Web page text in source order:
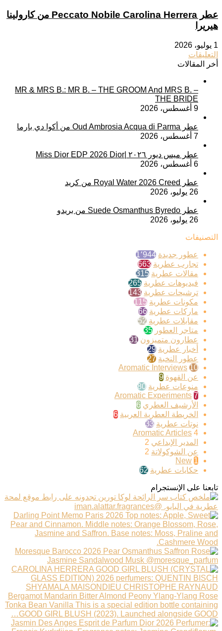
عطر Peccato Nobile Carolina Herrera من كارولينا
هيريرا
1 يوليو، 2026
التعليقات
أخر المقالات
MR & MRS B.: MR B. – THE GROOM And MRS B. –
THE BRIDE
9 أغسطس، 2026
عطر Oud Ambrosia Acqua di Parma من أكوا دي بارما
7 أغسطس، 2026
عطر ميس ديور ٢٠٢٦ |Miss Dior EDP 2026 Dior
6 أغسطس، 2026
عطر Royal Water 2026 Creed من كريد
26 يوليو، 2026
عطر Suede Osmanthus Byredo من بريدو
26 يوليو، 2026
التصنيفات
عطور جديدة 1٬944
تجارب عطرية 663
مقالات عطرية 315
فيديوهات عطرية 265
ترشيحات عطرية 143
مكونات عطرية 115
ماركات عطرية 66
مقابلات عطرية 52
متاجر العطور 35
عطارون متميزون 31
أخبار عطرية 29
عطور النخبة 27
Aromatic Interviews 10
عن القهوة 9
منوعات عطرية 80
Aromatic Experiments 7
الأرشيف العطري 6
الخريطة العطرية العربية 6
نوتات عطرية 33
Aromatic Articles 4
المدير الإبداعي 2
عن الشوكولاتة 2
New 1
حكايات عطرية 62
تابعنا على الإنستجرام